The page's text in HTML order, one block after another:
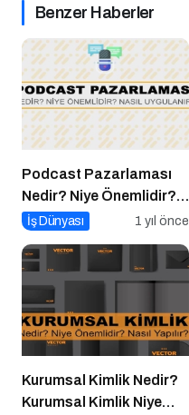
Benzer Haberler
Podcast Pazarlaması
Nedir? Niye Önemlidir?
Podcast Pazarlaması
İş Dünyası 1 yıl önce
Kurumsal Kimlik Nedir?
Kurumsal Kimlik Niye